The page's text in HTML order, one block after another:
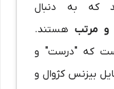
که به دنبال
و مرتب هستند.
که "درست" و
بیزنس کژوال و